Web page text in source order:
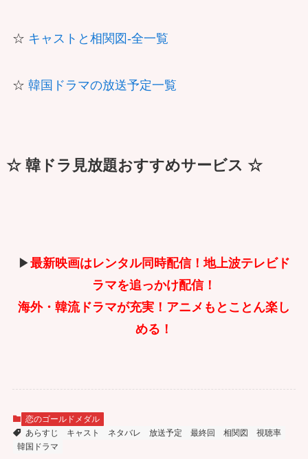
☆ キャストと相関図-全一覧
☆ 韓国ドラマの放送予定一覧
☆ 韓ドラ見放題おすすめサービス ☆
▶最新映画はレンタル同時配信！地上波テレビド
ラマを追っかけ配信！
海外・韓流ドラマが充実！アニメもとことん楽し
める！
恋のゴールドメダル
あらすじ
キャスト ネタバレ 放送予定 最終回 相関図
視聴率
韓国ドラマ